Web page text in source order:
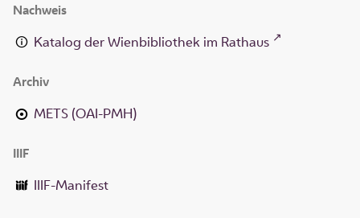
Nachweis
Katalog der Wienbibliothek im Rathaus
Archiv
METS (OAI-PMH)
IIIF
IIIF-Manifest